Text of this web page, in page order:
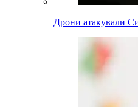
Дрони атакували